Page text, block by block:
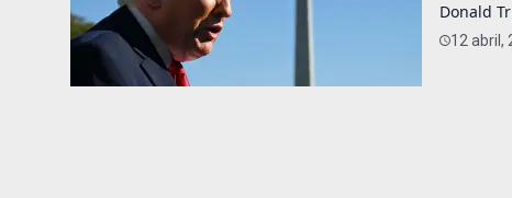
Donald
12 abril,